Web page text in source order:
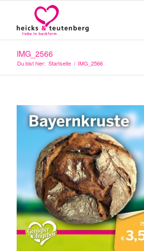
IMG_2566
Du bist hier: Startseite / IMG_2566